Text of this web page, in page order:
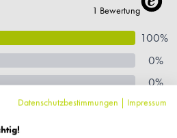
Datenschutzbestimmungen | Impressum